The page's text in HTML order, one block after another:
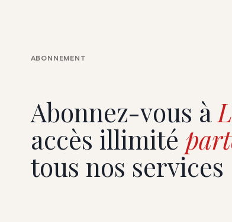
belge, bien sûr.
Abonnez-vous à
accès illimité
tous nos services
ABONNEMENT